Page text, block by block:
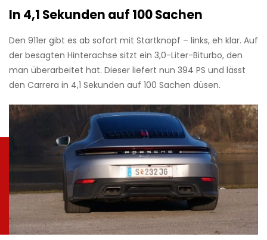
In 4,1 Sekunden auf 100 Sachen
Den 911er gibt es ab sofort mit Startknopf – links, eh klar. Auf
der be­sagten Hinterachse sitzt ein 3,0-Liter-­Biturbo, den
man überar­beitet hat. Dieser liefert nun 394 PS und lässt
den Carrera in 4,1 Sekunden auf 100 Sachen düsen.